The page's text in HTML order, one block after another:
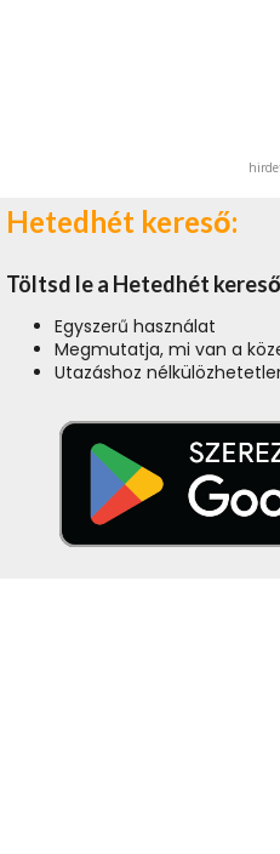
Hetedhét kereső:
Töltsd le a Hetedhét
Egyszerű használat
Megmutatja, mi van a
Utazáshoz